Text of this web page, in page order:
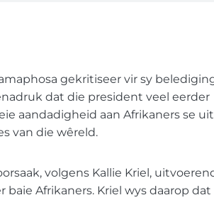
gekritiseer vir sy
dat die president veel eerder
aandadigheid aan Afrikaners se
van die wêreld.
volgens Kallie Kriel,
Afrikaners. Kriel wys daarop dat